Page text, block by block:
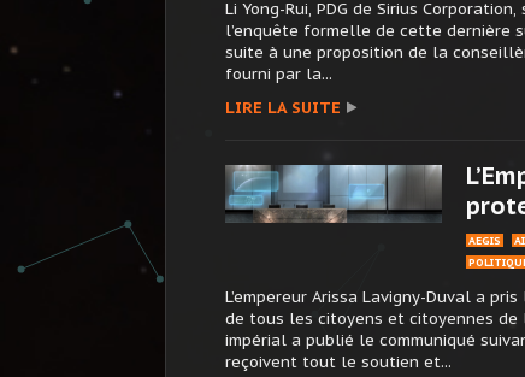
Li Yong-Rui, PDG de Sirius
l’enquête formelle de cette dernière
suite à une proposition de la
fourni par la...
LIRE LA SUITE
AEGIS
L’empereur Arissa Lavigny-Duval a
de tous les citoyens et citoyennes de
impérial a publié le communiqué
reçoivent tout le soutien et...